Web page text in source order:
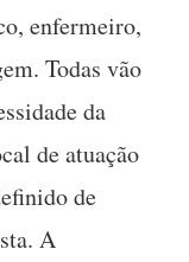
enfermeiro,
Todas vão
da
de atuação
de
A